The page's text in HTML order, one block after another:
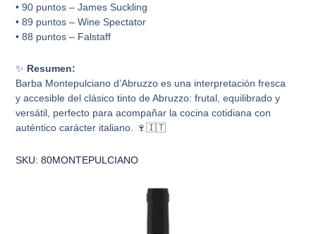
• 90 puntos – James Suckling
• 89 puntos – Wine Spectator
• 88 puntos – Falstaff
✨ Resumen:
Barba Montepulciano d’Abruzzo es una interpretación fresca
y accesible del clásico tinto de Abruzzo: frutal, equilibrado y
versátil, perfecto para acompañar la cocina cotidiana con
auténtico carácter italiano. 🍷🇮🇹
SKU: 80MONTEPULCIANO